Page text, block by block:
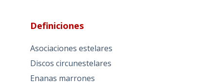
Definiciones
Asociaciones estelares
Discos circunestelares
Enanas marrones